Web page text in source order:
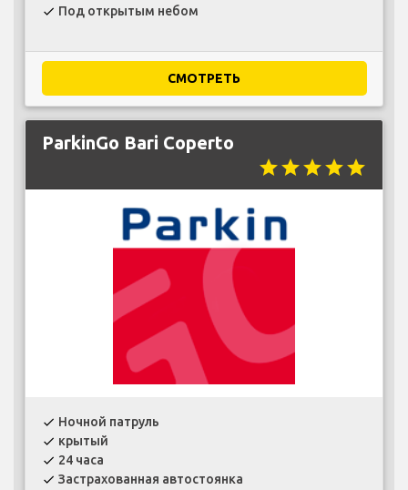
check Под открытым небом
СМОТРЕТЬ
ParkinGo Bari Coperto
starstarstarstarstar
check Ночной патруль
check крытый
check 24 часа
check Застрахованная автостоянка